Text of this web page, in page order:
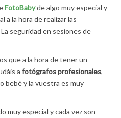
FotoBabyde algo muy especial y
a la hora de realizar las
seguridad en sesiones de
que a la hora de tener un
a fotógrafos profesionales,
bebé y la vuestra es muy
muy especial y cada vez son